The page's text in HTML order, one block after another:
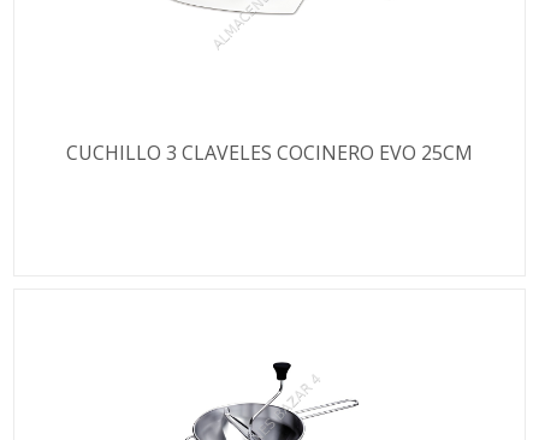
CUCHILLO 3 CLAVELES COCINERO EVO 25CM